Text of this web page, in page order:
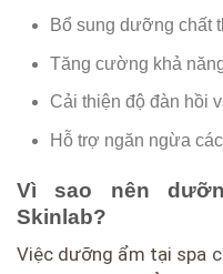
Bổ sung dưỡng chất
Tăng cường khả
Cải thiện độ đàn hồi
Hỗ trợ ngăn ngừa
Vì sao nên
Skinlab?
Việc dưỡng ẩm tại spa